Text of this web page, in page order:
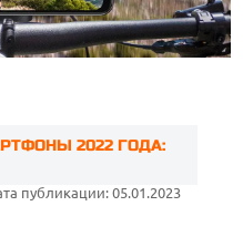
2022 ГОДА:
публикации: 05.01.2023